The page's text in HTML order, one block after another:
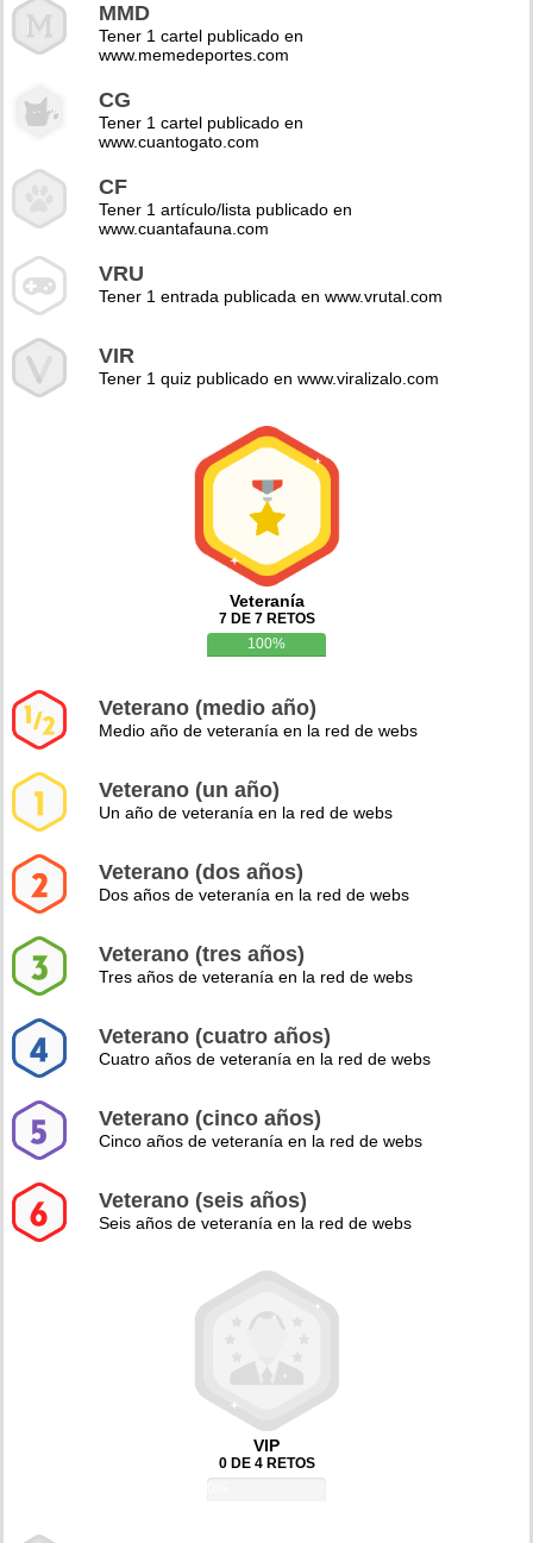
MMD
Tener 1 cartel publicado en
www.memedeportes.com
CG
Tener 1 cartel publicado en
www.cuantogato.com
CF
Tener 1 artículo/lista publicado en
www.cuantafauna.com
VRU
Tener 1 entrada publicada en www.vrutal.com
VIR
Tener 1 quiz publicado en www.viralizalo.com
Veteranía
7 DE 7 RETOS
100%
Veterano (medio año)
Medio año de veteranía en la red de webs
Veterano (un año)
Un año de veteranía en la red de webs
Veterano (dos años)
Dos años de veteranía en la red de webs
Veterano (tres años)
Tres años de veteranía en la red de webs
Veterano (cuatro años)
Cuatro años de veteranía en la red de webs
Veterano (cinco años)
Cinco años de veteranía en la red de webs
Veterano (seis años)
Seis años de veteranía en la red de webs
VIP
0 DE 4 RETOS